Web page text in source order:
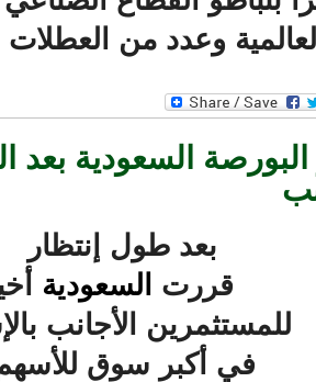
وعدد من العطلات
السعودية بعد
بعد طول إنتظار
قررتالسعودية
للمستثمرين الأجانب
في أكبر سوق